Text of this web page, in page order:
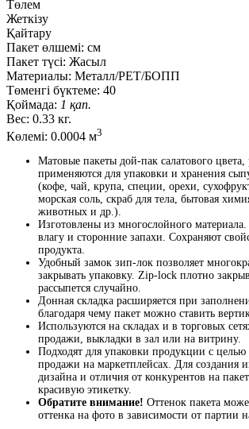
Төлем
Жеткізу
Қайтару
Пакет өлшемі: см
Пакет түсі: Жасыл
Материалы: Металл/PET/БОПП
Төменгі бүктеме: 40
Қоймада: 1 қап.
Вес: 0.33 кг.
Көлемі: 0.0004 м3
Матовые пакеты дой-пак салатового
применяются для упаковки и хранения
(кофе, чай, крупа, специи, орехи,
морская соль, скраб для тела, бытовая
животных и др.).
Изготовлены из многослойного
влагу и сторонние запахи. Сохраняют
продукта.
Удобный замок зип-лок позволяет
закрывать упаковку. Zip-lock плотно
рассыпется случайно.
Донная складка расширяется при
благодаря чему пакет можно ставить
Используются на складах и в торговых
продажи, выкладки в зал или на витрину.
Подходят для упаковки продукции с
продажи на маркетплейсах. Для создания
дизайна и отличия от конкурентов на
красивую этикетку.
Обратите внимание! Оттенок пакета
оттенка на фото в зависимости от партии